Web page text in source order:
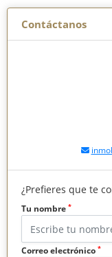
Contáctanos
¿Prefieres que te
Tu nombre *
Correo electrónico *